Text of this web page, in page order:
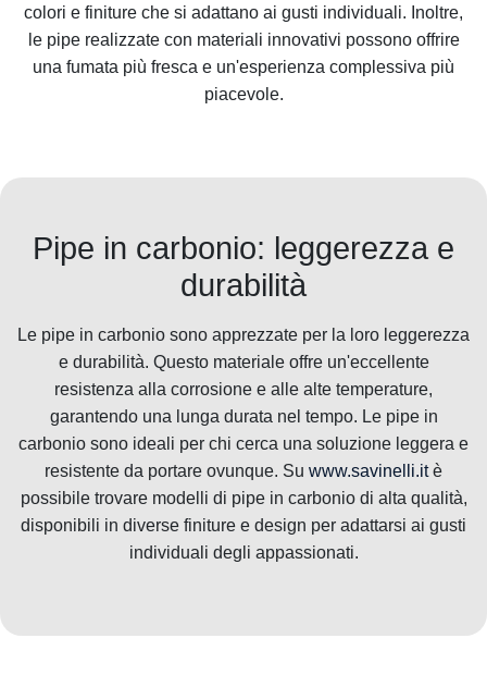
colori e finiture che si adattano ai gusti individuali. Inoltre,
le pipe realizzate con materiali innovativi possono offrire
una fumata più fresca e un'esperienza complessiva più
piacevole.
Pipe in carbonio: leggerezza e
durabilità
Le pipe in carbonio sono apprezzate per la loro leggerezza
e durabilità. Questo materiale offre un'eccellente
resistenza alla corrosione e alle alte temperature,
garantendo una lunga durata nel tempo. Le pipe in
carbonio sono ideali per chi cerca una soluzione leggera e
resistente da portare ovunque. Su www.savinelli.itè
possibile trovare modelli di pipe in carbonio di alta qualità,
disponibili in diverse finiture e design per adattarsi ai gusti
individuali degli appassionati.